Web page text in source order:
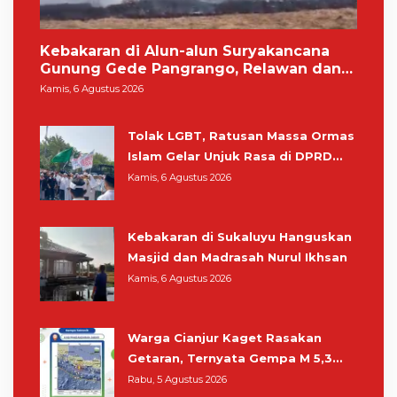
Kebakaran di Alun-alun Suryakancana
Gunung Gede Pangrango, Relawan dan
Warga Masih Bersiaga
Kamis, 6 Agustus 2026
Tolak LGBT, Ratusan Massa Ormas
Islam Gelar Unjuk Rasa di DPRD
Cianjur
Kamis, 6 Agustus 2026
Kebakaran di Sukaluyu Hanguskan
Masjid dan Madrasah Nurul Ikhsan
Kamis, 6 Agustus 2026
Warga Cianjur Kaget Rasakan
Getaran, Ternyata Gempa M 5,3
Berpusat di Pangandaran
Rabu, 5 Agustus 2026